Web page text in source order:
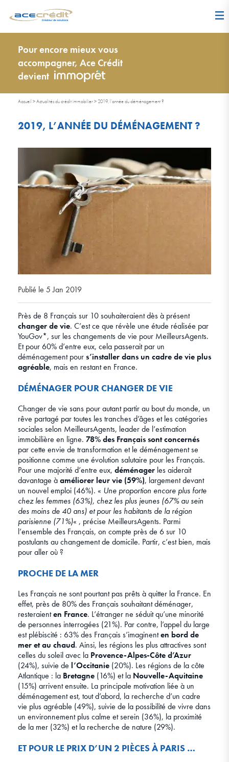
Pour encore mieux vous
accompagner, Ace Crédit
devient
Accueil >Actualités du crédit immobilier> 2019, l’année du déménagement ?
2019, L’ANNÉE DU DÉMÉNAGEMENT ?
Publié le 5 Jan 2019
Près de 8 Français sur 10 souhaiteraient dès à présent
changer de vie. C’est ce que révèle une étude réalisée par
YouGov*, sur les changements de vie pour MeilleursAgents.
Et pour 60% d’entre eux, cela passerait par un
déménagement pours’installer dans un cadre de vie plus
agréable, mais en restant en France.
DÉMÉNAGER POUR CHANGER DE VIE
Changer de vie sans pour autant partir au bout du monde, un
rêve partagé par toutes les tranches d’âges et les catégories
sociales selon MeilleursAgents, leader de l’estimation
immobilière en ligne. 78% des Français sont concernés
par cette envie de transformation et le déménagement se
positionne comme une évolution salutaire pour les Français.
Pour une majorité d’entre eux, déménager les aiderait
davantage àaméliorer leur vie (59%), largement devant
un nouvel emploi (46%). « Une proportion encore plus forte
chez les femmes (63%), chez les plus jeunes (67% au sein
des moins de 40 ans) et pour les habitants de la région
parisienne (71%)« , précise MeilleursAgents. Parmi
l’ensemble des Français, on compte près de 6 sur 10
postulants au changement de domicile. Partir, c’est bien, mais
pour aller où ?
PROCHE DE LA MER
Les Français ne sont pourtant pas prêts à quitter la France. En
effet, près de 80% des Français souhaitant déménager,
resteraienten France. L’étranger ne séduit qu’une minorité
de personnes interrogées (21%). Par contre, l’appel du large
est plébiscité : 63% des Français s’imaginenten bord de
mer et au chaud. Ainsi, les régions les plus attractives sont
celles du soleil avec la Provence-Alpes-Côte d’Azur
(24%), suivie de l’Occitanie (20%). Les régions de la côte
Atlantique : la Bretagne (16%) et la Nouvelle-Aquitaine
(15%) arrivent ensuite. La principale motivation liée à un
déménagement est, tout d’abord, la recherche d’un cadre
vie plus agréable (49%), suivie de la possibilité de vivre dans
un environnement plus calme et serein (36%), la proximité
de la mer (32%) et la recherche de nature (29%).
ET POUR LE PRIX D’UN 2 PIÈCES À PARIS …